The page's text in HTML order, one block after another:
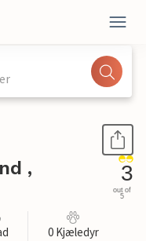
,
3
out of
5
0 Kjæledyr